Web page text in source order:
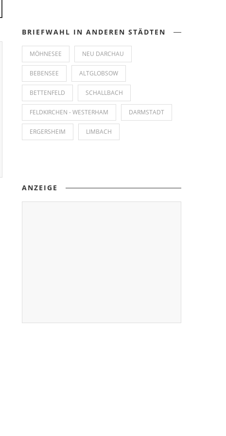
BRIEFWAHL IN ANDEREN STÄDTEN
MÖHNESEE NEU DARCHAU
BEBENSEE ALTGLOBSOW
BETTENFELD SCHALLBACH
FELDKIRCHEN - WESTERHAM DARMSTADT
ERGERSHEIM LIMBACH
ANZEIGE